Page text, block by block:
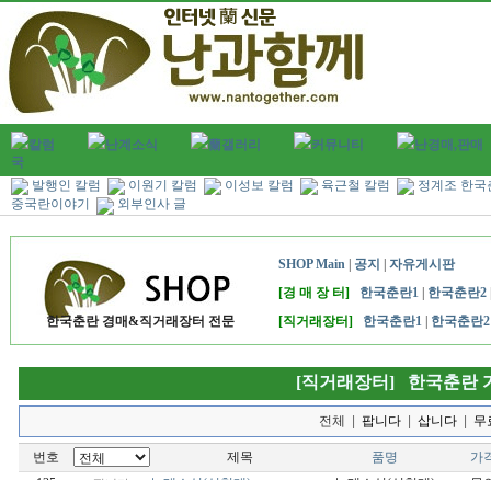
칼럼 난계소식 蘭갤러리 커뮤니티
난경매,판매
국
발행인 칼럼
이원기 칼럼 이성보 칼럼 육근철 칼럼
정계조 한국
중국란이야기
외부인사 글
한국춘란 경매&직거래장터 전문
SHOP Main 공지
자유게시판
[경 매 장 터]
한국춘란1 한국춘란2
[직거래장터]
한국춘란1 한국춘란2
[직거래장터] 한국춘란
전체 |팝니다 |삽니다 무
번호 제목 품명
가